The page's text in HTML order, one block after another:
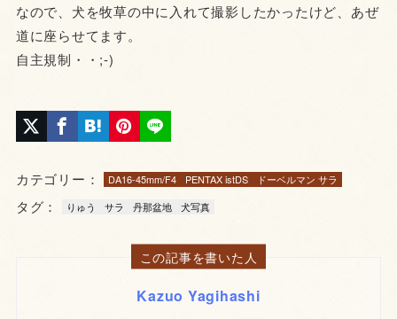
なので、犬を牧草の中に入れて撮影したかったけど、あぜ
道に座らせてます。
自主規制・・;-)
カテゴリー： DA16-45mm/F4 PENTAX istDS ドーベルマン サラ
タグ： りゅう サラ 丹那盆地 犬写真
この記事を書いた人
Kazuo Yagihashi